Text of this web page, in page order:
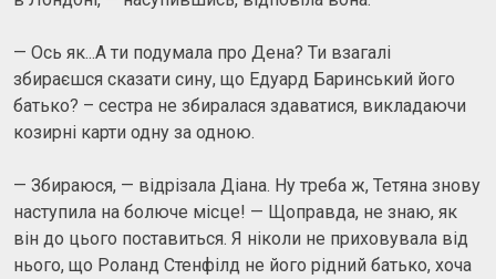
— Ось як...А ти подумала про Дена? Ти взагалі
збираєшся сказати сину, що Едуард Баринський його
батько? – сестра не збиралася здаватися, викладаючи
козирні карти одну за одною.
— Збираюся, — відрізала Діана. Ну треба ж, Тетяна знову
наступила на болюче місце! — Щоправда, не знаю, як
він до цього поставиться. Я ніколи не приховувала від
нього, що Роланд Стенфілд не його рідний батько, хоча